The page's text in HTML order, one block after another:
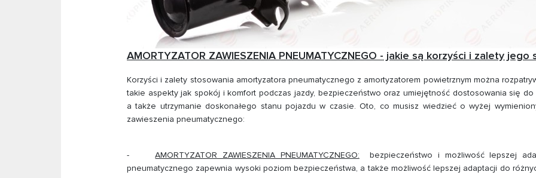
AMORTYZATOR ZAWIESZENIA PNEUMATYCZNEGO - jakie są korzyści i zalety jego
Korzyści i zalety stosowania amortyzatora pneumatycznego z amortyzatorem powietrznym można
takie aspekty jak spokój i komfort podczas jazdy, bezpieczeństwo oraz umiejętność dostosowania się
a także utrzymanie doskonałego stanu pojazdu w czasie. Oto, co musisz wiedzieć o wyżej
zawieszenia pneumatycznego:
-AMORTYZATOR ZAWIESZENIA PNEUMATYCZNEGO: bezpieczeństwo i możliwość lepszej
pneumatycznego zapewnia wysoki poziom bezpieczeństwa, a także możliwość lepszej adaptacji do